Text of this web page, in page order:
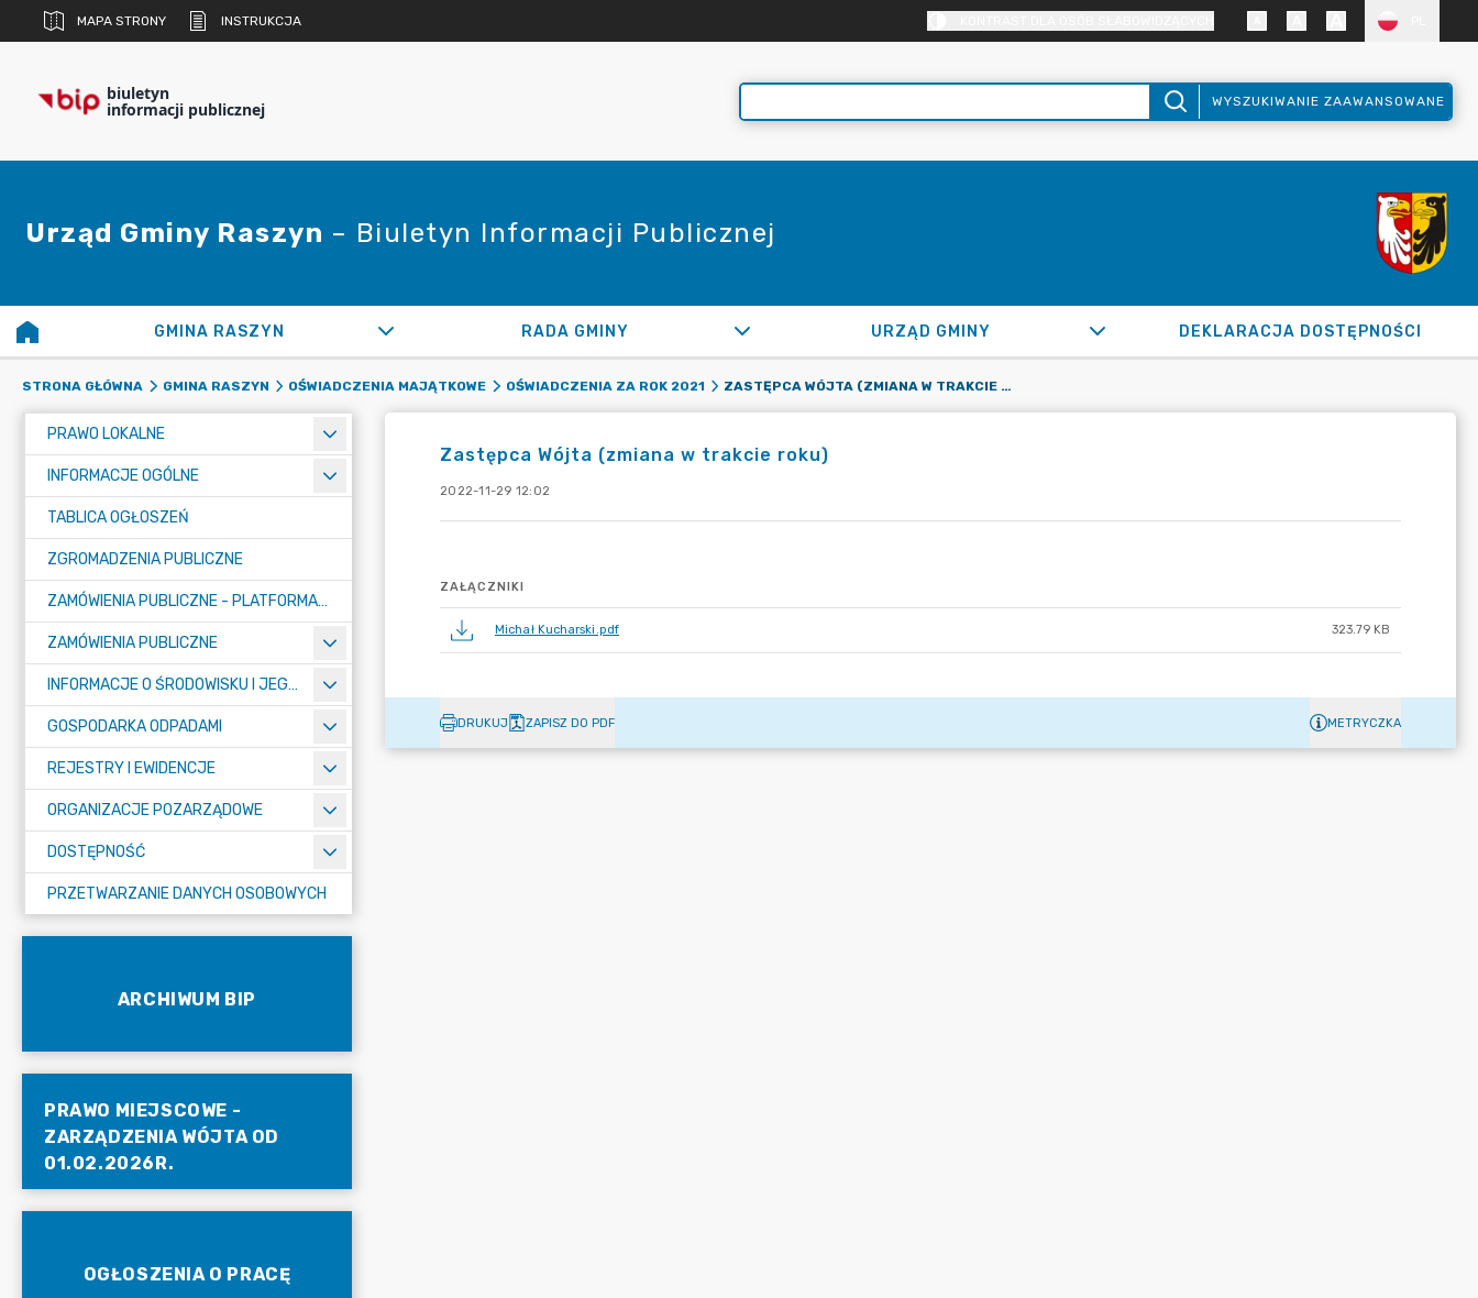
MAPA STRONY INSTRUKCJA
biuletyn
informacji publicznej WYSZUKIWANIE ZAAWANSOWANE
Urząd Gminy Raszyn – Biuletyn Informacji Publicznej
GMINA RASZYN RADA GMINY URZĄD GMINY DEKLARACJA DOSTĘPNOŚCI
STRONA GŁÓWNA GMINA RASZYN OŚWIADCZENIA MAJĄTKOWE OŚWIADCZENIA ZA ROK 2021 ZASTĘPCA WÓJTA (ZMIANA W TRAKCIE ROKU)
PRAWO LOKALNE
INFORMACJE OGÓLNE
TABLICA OGŁOSZEŃ
ZGROMADZENIA PUBLICZNE
ZAMÓWIENIA PUBLICZNE - PLATFORMA ZAKUPOWA (OD 01.05.2025R.)
ZAMÓWIENIA PUBLICZNE
INFORMACJE O ŚRODOWISKU I JEGO OCHRONIE
GOSPODARKA ODPADAMI
REJESTRY I EWIDENCJE
ORGANIZACJE POZARZĄDOWE
DOSTĘPNOŚĆ
PRZETWARZANIE DANYCH OSOBOWYCH
ARCHIWUM BIP
PRAWO MIEJSCOWE -
ZARZĄDZENIA WÓJTA OD
01.02.2026R.
OGŁOSZENIA O PRACĘ
Zastępca Wójta (zmiana w trakcie roku)
2022-11-29 12:02
ZAŁĄCZNIKI
Michał Kucharski.pdf 323.79 KB
DRUKUJ ZAPISZ DO PDF METRYCZKA